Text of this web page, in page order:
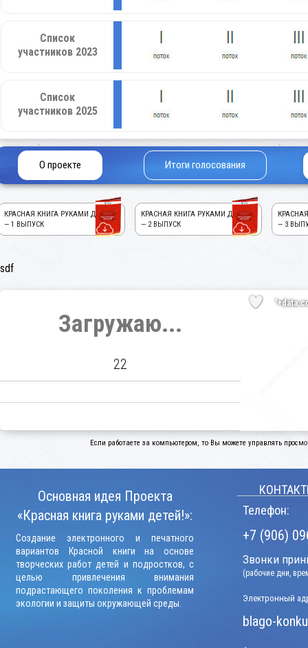
Список
участников 2023
Список
участников 2025
О проекте Итоги голосования
КРАСНАЯ КНИГА РУКАМИ ДЕТЕЙ!
— 1 ВЫПУСК
КРАСНАЯ КНИГА РУКАМИ ДЕТЕЙ!
— 2 ВЫПУСК
— 3
sdf
Загружаю...
22
Если работаете за компьютером, то Вы можете управлять
Основная идея Проекта
«Красная книга руками детей!»:
Создание электронного и печатного
вариантов Красной книги на основе
творческих работ детей и подростков, с
целью привлечения внимания
подрастающего поколения к проблемам
экологии и защиты окружающей среды.
Телефон:
+7 (906)
Звонки
(рабочие дни,
Электронный
blago-